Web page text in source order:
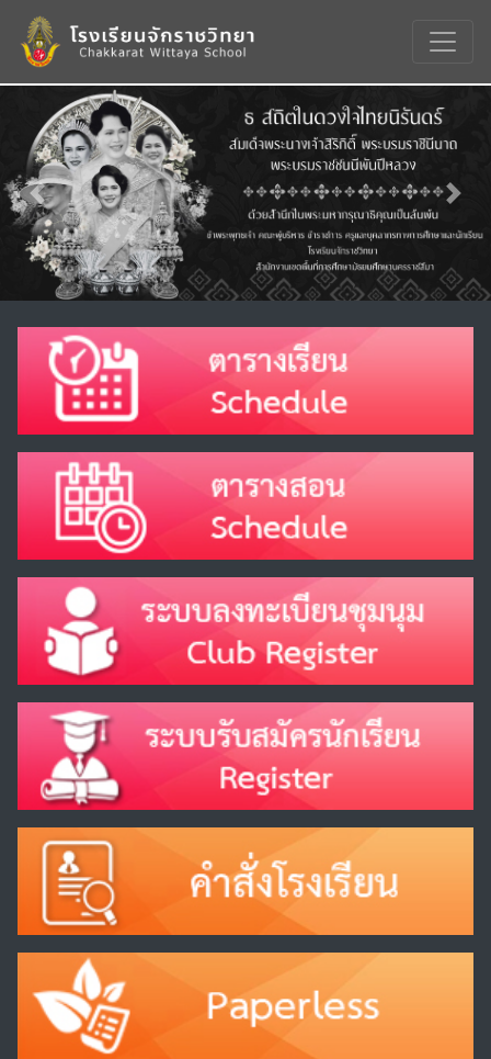
Previous Next